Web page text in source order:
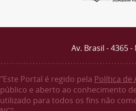
Av. Brasil - 4365 -
"Este Portal é regido pela Política de
público e aberto ao conhecimento
utilizado para todos os fins não